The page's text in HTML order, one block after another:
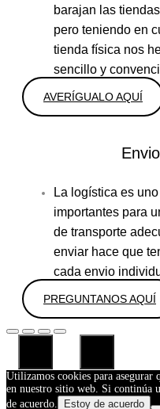
barajan las
pero teniendo en
tienda física nos
sencillo y
AVERÍGUALO AQUÍ
La logística es
importantes para
de transporte
enviar hace que
cada envio
PREGUNTANOS AQUÍ
Utilizamos cookies para asegurar
en nuestro sitio web. Si continúa
de acuerdo.
Estoy de acuerdo